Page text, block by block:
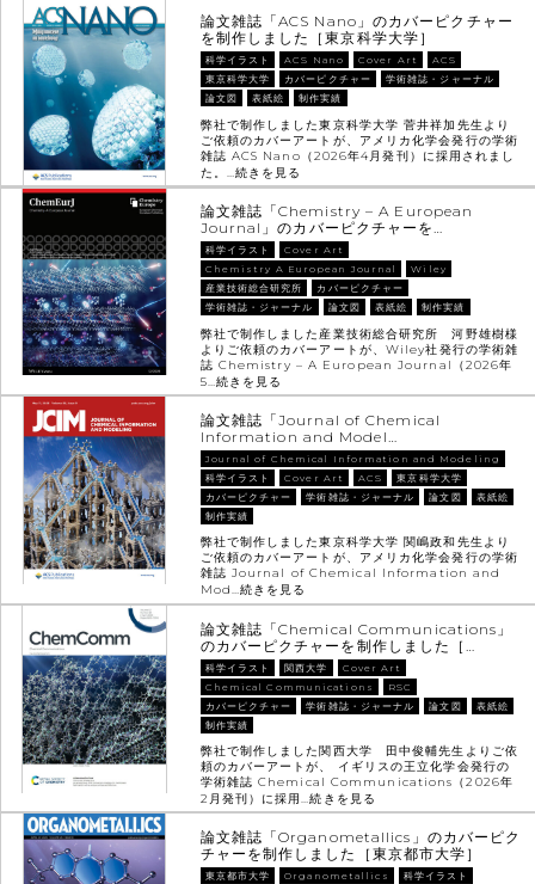
論文雑誌「ACS Nano」のカバーピクチャー
を制作しました［東京科学大学］
科学イラスト ACS Nano Cover Art
ACS
東京科学大学
カバーピクチャー
学術雑誌・ジャーナル
論文図
表紙絵 制作実績
弊社で制作しました東京科学大学 菅井祥加先生より
ご依頼のカバーアートが、アメリカ化学会発行の学術
雑誌 ACS Nano（2026年4月発刊）に採用されまし
た。…続きを見る
論文雑誌「Chemistry – A European
Journal」のカバーピクチャーを…
科学イラスト
Cover Art
Chemistry A European Journal
Wiley
産業技術総合研究所
カバーピクチャー
学術雑誌・ジャーナル
論文図 表紙絵 制作実績
弊社で制作しました産業技術総合研究所 河野雄樹様
よりご依頼のカバーアートが、Wiley社発行の学術雑
誌 Chemistry – A European Journal（2026年
5…続きを見る
論文雑誌「Journal of Chemical
Information and Model…
Journal of Chemical Information and Modeling
科学イラスト
Cover Art ACS
東京科学大学
カバーピクチャー
学術雑誌・ジャーナル 論文図
表紙絵
制作実績
弊社で制作しました東京科学大学 関嶋政和先生より
ご依頼のカバーアートが、アメリカ化学会発行の学術
雑誌 Journal of Chemical Information and
Mod…続きを見る
論文雑誌「Chemical Communications」
のカバーピクチャーを制作しました［…
科学イラスト 関西大学
Cover Art
Chemical Communications
RSC
カバーピクチャー
学術雑誌・ジャーナル 論文図
表紙絵
制作実績
弊社で制作しました関西大学 田中俊輔先生よりご依
頼のカバーアートが、 イギリスの王立化学会発行の
学術雑誌 Chemical Communications（2026年
2月発刊）に採用…続きを見る
論文雑誌「Organometallics」のカバーピク
チャーを制作しました［東京都市大学］
東京都市大学 Organometallics
科学イラスト